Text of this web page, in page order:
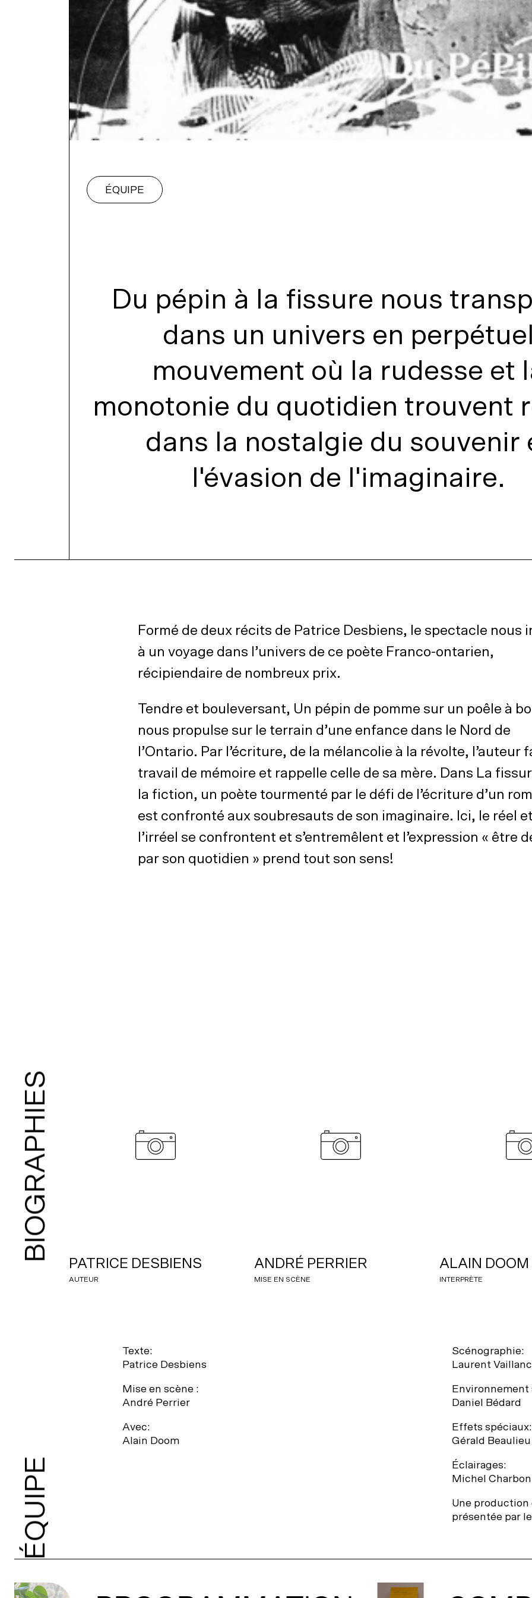
ÉQUIPE
Du pépin à la fissure nous
dans un univers en perpétuel
mouvement où la rudesse et
monotonie du quotidien trouvent
dans la nostalgie du souvenir
l'évasion de l'imaginaire.
Formé de deux récits de Patrice Desbiens, le spectacle nous
à un voyage dans l’univers de ce poète Franco-ontarien,
récipiendaire de nombreux prix.
Tendre et bouleversant, Un pépin de pomme sur un poêle à
nous propulse sur le terrain d’une enfance dans le Nord de
l’Ontario. Par l’écriture, de la mélancolie à la révolte, l’auteur
travail de mémoire et rappelle celle de sa mère. Dans La
la fiction, un poète tourmenté par le défi de l’écriture d’un
est confronté aux soubresauts de son imaginaire. Ici, le réel et
l’irréel se confrontent et s’entremêlent et l’expression « être
par son quotidien » prend tout son sens!
PATRICE DESBIENS
AUTEUR
ANDRÉ PERRIER
MISE EN SCÈNE
ALAIN DOOM
INTERPRÈTE
BIOGRAPHIES
Texte:
Patrice Desbiens
Mise en scène :
André Perrier
Avec:
Alain Doom
Scénographie:
Laurent
Environnement
Daniel Bédard
Effets spéciaux:
Gérald Beaulieu
Éclairages:
Michel
Une production
présentée par
ÉQUIPE